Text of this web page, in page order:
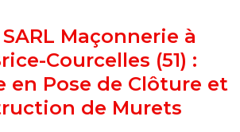
Maçonnerie à
Courcelles (51) :
en Pose de Clôture et
de Murets